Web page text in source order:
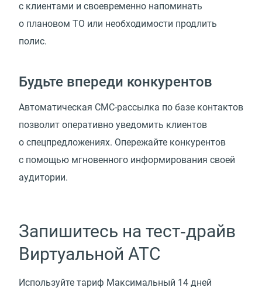
с клиентами и своевременно напоминать
о плановом ТО или необходимости продлить
полис.
Будьте впереди конкурентов
Автоматическая СМС-рассылка по базе контактов
позволит оперативно уведомить клиентов
о спецпредложениях. Опережайте конкурентов
с помощью мгновенного информирования своей
аудитории.
Запишитесь на тест‑драйв
Виртуальной АТС
Используйте тариф Максимальный 14 дней